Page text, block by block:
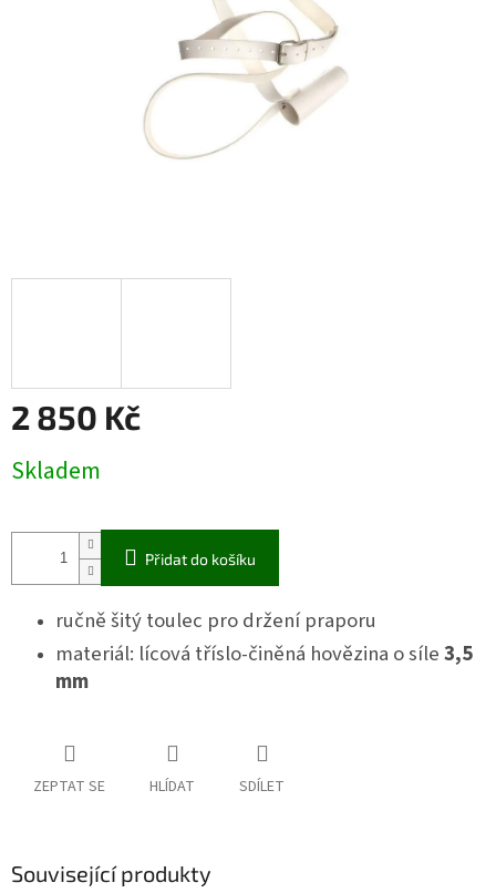
2 850 Kč
cena:
Skladem
Přidat do košíku
ručně šitý toulec pro držení praporu
materiál: lícová tříslo-činěná hovězina o síle3,5
mm
ZEPTAT SE HLÍDAT SDÍLET
Související produkty